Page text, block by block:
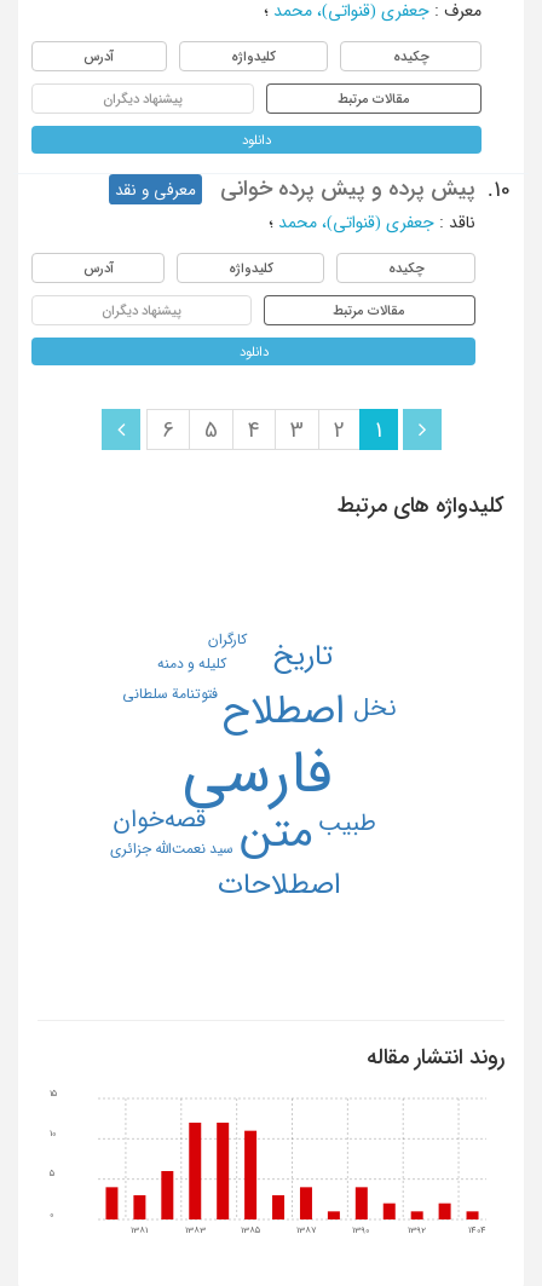
معرف : جعفری (قنواتی)، محمد ؛
چکیده کلیدواژه آدرس
مقالات مرتبط پیشنهاد دیگران
دانلود
10. پیش پرده و پیش پرده خوانی
معرفی و نقد
ناقد : جعفری (قنواتی)، محمد ؛
چکیده کلیدواژه آدرس
مقالات مرتبط پیشنهاد دیگران
دانلود
1
2
3
4
5
6
کلیدواژه های مرتبط
فارسی
متن
اصطلاح
اصطلاحات
تاریخ
طبیب قصه‌خوان
نخل
سید نعمت‌الله جزائری
فتوتنامة سلطانی
کارگران
کلیله و دمنه
روند انتشار مقاله
1381 1383 1385 1387 1390 1392 1404
0
5
10
15